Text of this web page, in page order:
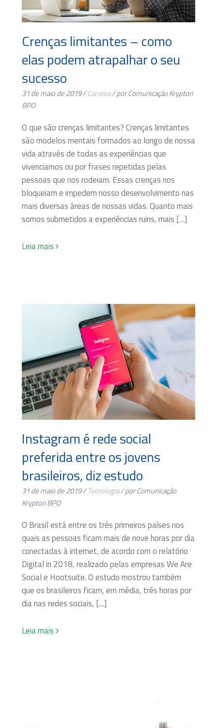
Crenças limitantes – como
elas podem atrapalhar o seu
sucesso
31 de maio de 2019 /Carreira/ por Comunicação Krypton
BPO
O que são crenças limitantes? Crenças limitantes
são modelos mentais formados ao longo de nossa
vida através de todas as experiências que
vivenciamos ou por frases repetidas pelas
pessoas que nos rodeiam. Essas crenças nos
bloqueiam e impedem nosso desenvolvimento nas
mais diversas áreas de nossas vidas. Quanto mais
somos submetidos a experiências ruins, mais […]
Leia mais
Instagram é rede social
preferida entre os jovens
brasileiros, diz estudo
31 de maio de 2019 /Tecnologia/ por Comunicação
Krypton BPO
O Brasil está entre os três primeiros países nos
quais as pessoas ficam mais de nove horas por dia
conectadas à internet, de acordo com o relatório
Digital in 2018, realizado pelas empresas We Are
Social e Hootsuite. O estudo mostrou também
que os brasileiros ficam, em média, três horas por
dia nas redes sociais, […]
Leia mais